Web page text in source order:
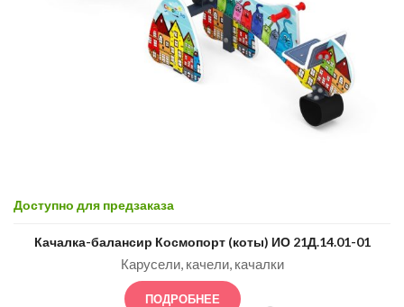
Доступно для предзаказа
Качалка-балансир Космопорт (коты) ИО 21Д.14.01-01
Карусели, качели, качалки
ПОДРОБНЕЕ